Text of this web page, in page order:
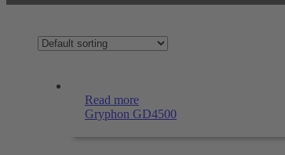
Read more
Gryphon GD4500